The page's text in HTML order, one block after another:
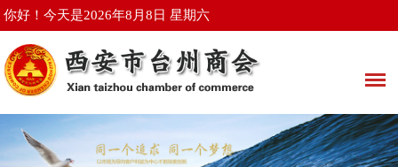
你好！今天是2026年8月8日 星期六